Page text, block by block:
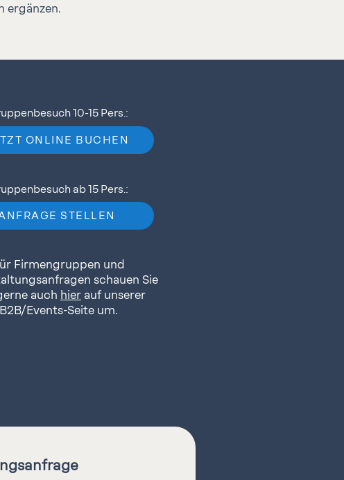
ergänzen.
10-15 Pers.:
ONLINE BUCHEN
ab 15 Pers.:
STELLEN
Firmengruppen und
schauen Sie
auch hier auf unserer
B2B/Events-Seite um.